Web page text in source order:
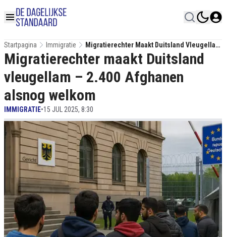
Startpagina Immigratie
Migratierechter Maakt Duitsland Vleugellam
– 2.400 Afghanen Alsnog Welkom
Migratierechter maakt Duitsland
vleugellam – 2.400 Afghanen
alsnog welkom
IMMIGRATIE•15 JUL 2025, 8:30